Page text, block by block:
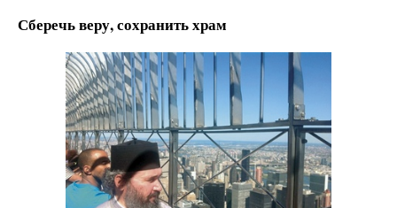
Сберечь веру, сохранить храм